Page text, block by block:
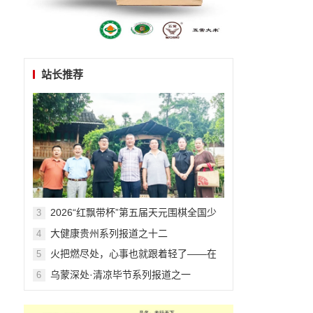
站长推荐
3
​​​​​​​2026“红飘带杯”第五届天元围棋全国少
4 大健康贵州系列报道之十二
5
火把燃尽处，心事也就跟着轻了——在
6 乌蒙深处·清凉毕节系列报道之一